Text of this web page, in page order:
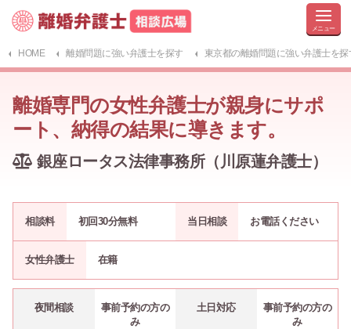
HOME 離婚問題に強い弁護士を探す 東京都の離婚問題に強い弁護士を探
離婚専門の女性弁護士が親身にサポ
ート、納得の結果に導きます。
銀座ロータス法律事務所（川原蓮弁護士）
相談料 初回30分無料 当日相談 お電話ください
女性弁護士 在籍
夜間相談
事前予約の方の
み
土日対応
事前予約の方の
み